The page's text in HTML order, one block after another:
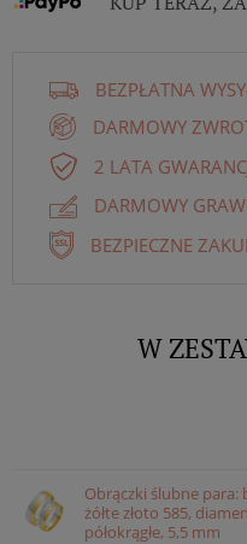
BEZPŁATNA
DARMOWY
2 LATA
DARMOWY
BEZPIECZNE
W
Obrączki ślubne para:
żółte złoto 585,
półokrągłe, 5,5 mm